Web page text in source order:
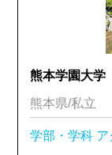
熊本学園大学
熊本県/私立
学部・学科 ア